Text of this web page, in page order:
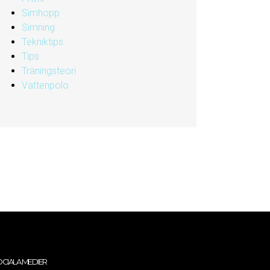
Simhopp
Simning
Tekniktips
Tips
Träningsteori
Vattenpolo
MEDIER